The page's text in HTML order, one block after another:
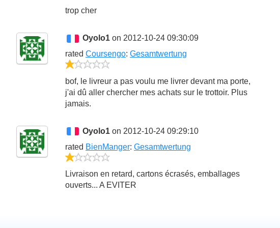
trop cher
Oyolo1 on 2012-10-24 09:30:09
rated Coursengo: Gesamtwertung
bof, le livreur a pas voulu me livrer devant ma porte,
j'ai dû aller chercher mes achats sur le trottoir. Plus
jamais.
Oyolo1 on 2012-10-24 09:29:10
rated BienManger: Gesamtwertung
Livraison en retard, cartons écrasés, emballages
ouverts... A EVITER